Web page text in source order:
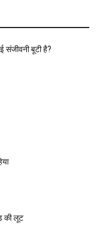
संजीवनी बूटी है?
की लूट